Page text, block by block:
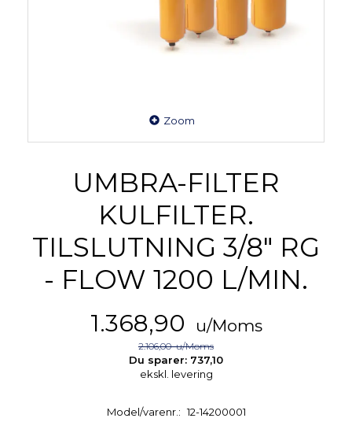
Zoom
UMBRA-FILTER
KULFILTER.
TILSLUTNING 3/8" RG
- FLOW 1200 L/MIN.
1.368,90 u/Moms
2.106,00u/Moms
Du sparer: 737,10
ekskl. levering
Model/varenr.: 12-14200001